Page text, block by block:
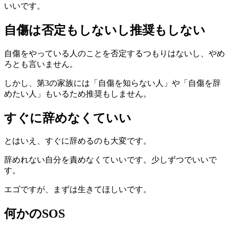
いいです。
自傷は否定もしないし推奨もしない
自傷をやっている人のことを否定するつもりはないし、やめ
ろとも言いません。
しかし、第3の家族には「自傷を知らない人」や「自傷を辞
めたい人」もいるため推奨もしません。
すぐに辞めなくていい
とはいえ、すぐに辞めるのも大変です。
辞めれない自分を責めなくていいです。少しずつでいいで
す。
エゴですが、まずは生きてほしいです。
何かのSOS